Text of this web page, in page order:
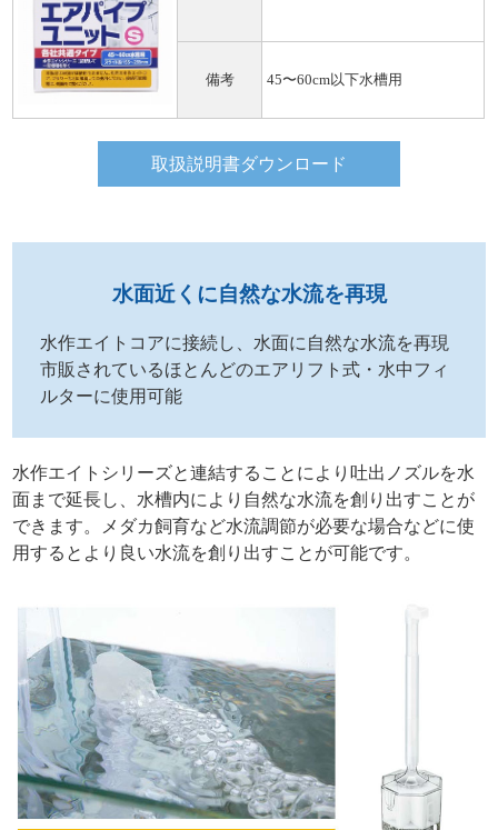
備考 45〜60cm以下水槽用
取扱説明書ダウンロード
水面近くに自然な水流を再現
水作エイトコアに接続し、水面に自然な水流を再現
市販されているほとんどのエアリフト式・水中フィ
ルターに使用可能
水作エイトシリーズと連結することにより吐出ノズルを水
面まで延長し、水槽内により自然な水流を創り出すことが
できます。メダカ飼育など水流調節が必要な場合などに使
用するとより良い水流を創り出すことが可能です。